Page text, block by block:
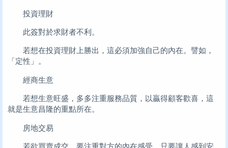
投資理財
此簽對於求財者不利。
若想在投資理財上勝出，這必須加強自己的內在。譬如，
「定性」。
經商生意
若想生意旺盛，多多注重服務品質，以贏得顧客歡喜，這
就是生意昌隆的重點所在。
房地交易
若欲買賣成交，要注重對方的內在感受，只要讓人感到安